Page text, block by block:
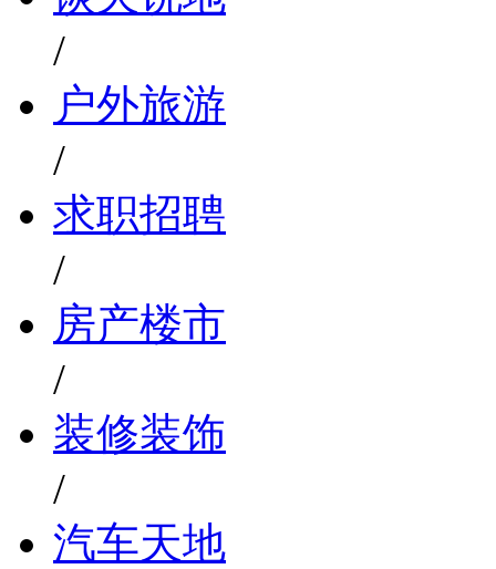
/
户外旅游
/
求职招聘
/
房产楼市
/
装修装饰
/
汽车天地